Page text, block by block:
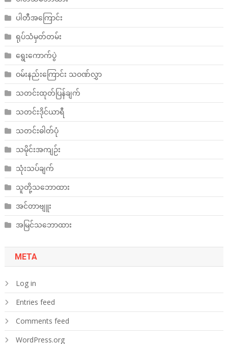
ပါတီအကြောင်း
ရုပ်သံမှတ်တမ်း
ရွေးကောက်ပွဲ
ဝမ်းနည်းကြောင်း သဝဏ်လွှာ
သတင်းထုတ်ပြန်ချက်
သတင်းဒိုင်ယာရီ
သတင်းဓါတ်ပုံ
သမိုင်းအကျဉ်း
သုံးသပ်ချက်
သူတို့သဘောထား
အင်တာဗျူး
အမြင်သဘောထား
META
Log in
Entries feed
Comments feed
WordPress.org